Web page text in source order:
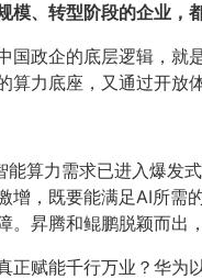
模、转型阶段的企业，
国政企的底层逻辑，就
算力底座，又通过开放
能算力需求已进入爆发
增，既要能满足AI所需
。昇腾和鲲鹏脱颖而出
正赋能千行万业？华为